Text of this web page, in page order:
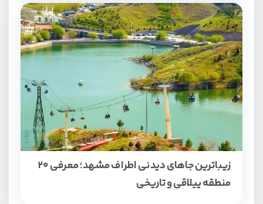
زیباترین جاهای دیدنی اطراف مشهد؛ معرفی ۲۰
منطقه ییلاقی و تاریخی